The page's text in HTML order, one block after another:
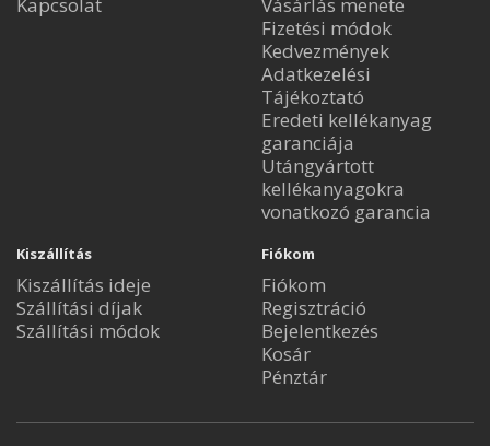
Fizetési módok
Kedvezmények
Adatkezelési
Tájékoztató
Eredeti kellékanyag
garanciája
Utángyártott
kellékanyagokra
vonatkozó garancia
Kiszállítás
Kiszállítás ideje
Szállítási díjak
Szállítási módok
Fiókom
Fiókom
Regisztráció
Bejelentkezés
Kosár
Pénztár